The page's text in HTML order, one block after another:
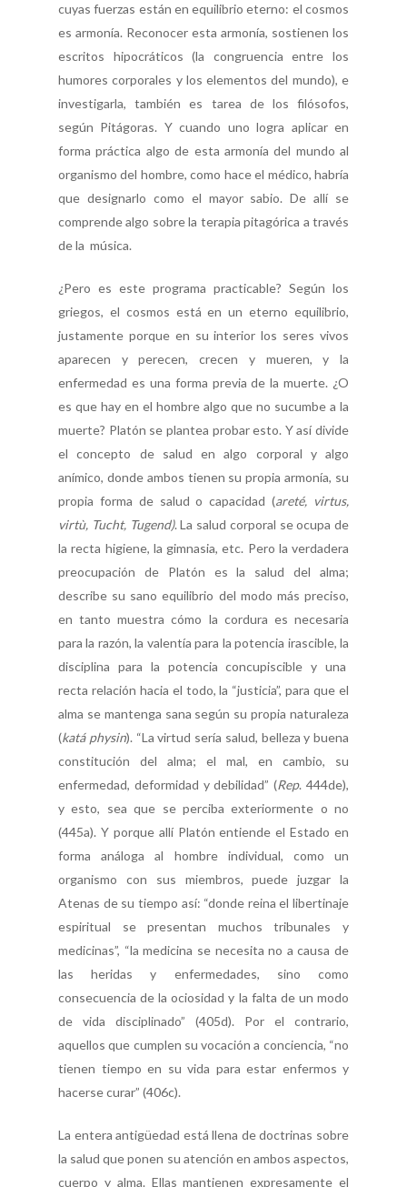
cuyas fuerzas están en equilibrio eterno: el cosmos
es armonía. Reconocer esta armonía, sostienen los
escritos hipocráticos (la congruencia entre los
humores corporales y los elementos del mundo), e
investigarla, también es tarea de los filósofos,
según Pitágoras. Y cuando uno logra aplicar en
forma práctica algo de esta armonía del mundo al
organismo del hombre, como hace el médico, habría
que designarlo como el mayor sabio. De allí se
comprende algo sobre la terapia pitagórica a través
de la música.
¿Pero es este programa practicable? Según los
griegos, el cosmos está en un eterno equilibrio,
justamente porque en su interior los seres vivos
aparecen y perecen, crecen y mueren, y la
enfermedad es una forma previa de la muerte. ¿O
es que hay en el hombre algo que no sucumbe a la
muerte? Platón se plantea probar esto. Y así divide
el concepto de salud en algo corporal y algo
anímico, donde ambos tienen su propia armonía, su
propia forma de salud o capacidad (areté, virtus,
virtù, Tucht, Tugend). La salud corporal se ocupa de
la recta higiene, la gimnasia, etc. Pero la verdadera
preocupación de Platón es la salud del alma;
describe su sano equilibrio del modo más preciso,
en tanto muestra cómo la cordura es necesaria
para la razón, la valentía para la potencia irascible, la
disciplina para la potencia concupiscible y una
recta relación hacia el todo, la “justicia”, para que el
alma se mantenga sana según su propia naturaleza
(katá physin). “La virtud sería salud, belleza y buena
constitución del alma; el mal, en cambio, su
enfermedad, deformidad y debilidad” (Rep. 444de),
y esto, sea que se perciba exteriormente o no
(445a). Y porque allí Platón entiende el Estado en
forma análoga al hombre individual, como un
organismo con sus miembros, puede juzgar la
Atenas de su tiempo así: “donde reina el libertinaje
espiritual se presentan muchos tribunales y
medicinas”, “la medicina se necesita no a causa de
las heridas y enfermedades, sino como
consecuencia de la ociosidad y la falta de un modo
de vida disciplinado” (405d). Por el contrario,
aquellos que cumplen su vocación a conciencia, “no
tienen tiempo en su vida para estar enfermos y
hacerse curar” (406c).
La entera antigüedad está llena de doctrinas sobre
la salud que ponen su atención en ambos aspectos,
cuerpo y alma. Ellas mantienen expresamente el